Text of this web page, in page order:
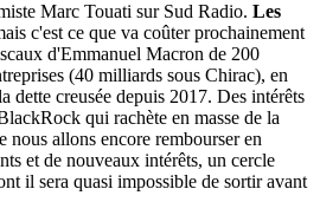
Marc Touati sur Sud Radio. Les
c'est ce que va coûter prochainement
d'Emmanuel Macron de 200
(40 milliards sous Chirac), en
dette creusée depuis 2017. Des intérêts
qui rachète en masse de la
nous allons encore rembourser en
et de nouveaux intérêts, un cercle
il sera quasi impossible de sortir avant